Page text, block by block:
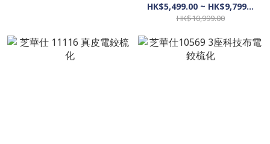
HK$5,499.00 ~ HK$9,799.00
HK$10,999.00